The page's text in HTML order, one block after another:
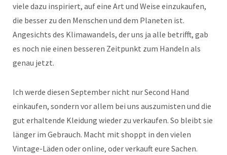
viele dazu inspiriert, auf eine Art und Weise einzukaufen,
die besser zu den Menschen und dem Planeten ist.
Angesichts des Klimawandels, der uns ja alle betrifft, gab
es noch nie einen besseren Zeitpunkt zum Handeln als
genau jetzt.
Ich werde diesen September nicht nur Second Hand
einkaufen, sondern vor allem bei uns auszumisten und die
gut erhaltende Kleidung wieder zu verkaufen. So bleibt sie
länger im Gebrauch. Macht mit shoppt in den vielen
Vintage-Läden oder online, oder verkauft eure Sachen.